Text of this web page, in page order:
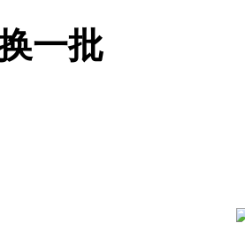
一批